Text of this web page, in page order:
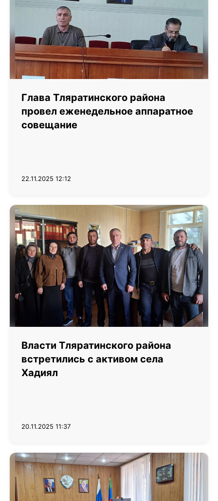
Глава Тляратинского района
провел еженедельное аппаратное
совещание
22.11.2025 12:12
Власти Тляратинского района
встретились с активом села
Хадиял
20.11.2025 11:37